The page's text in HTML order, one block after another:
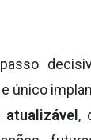
único
,